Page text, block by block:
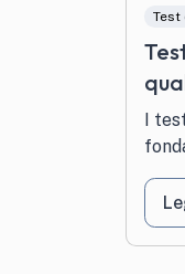
Tutti i
Test
I